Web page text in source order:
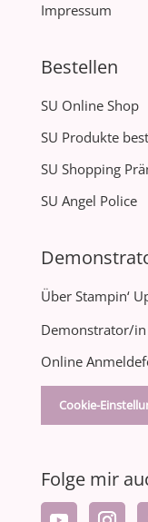
Impressum
Bestellen
SU Online Shop
SU Produkte
SU Shopping
SU Angel Police
Über Stampin‘
Demonstrator/
Online
Cookie-
Folge mir